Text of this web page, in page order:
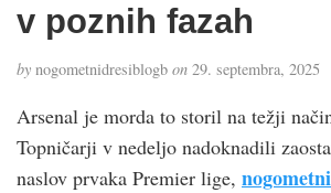
v poznih fazah
by nogometnidresiblogb on 29. septembra, 2025
Arsenal je morda to storil na težji
Topničarji v nedeljo nadoknadili
naslov prvaka Premier lige,